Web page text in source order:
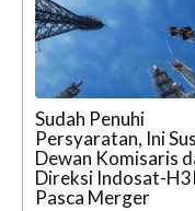
Sudah Penuhi
Persyaratan, Ini
Dewan Komisaris
Direksi Indosat-H3I
Pasca Merger